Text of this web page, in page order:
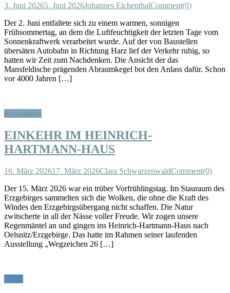
3. Juni 20265. Juni 2026Johannes EichenthalComment(0)
Der 2. Juni entfaltete sich zu einem warmen, sonnigen
Frühsommertag, an dem die Luftfeuchtigkeit der letzten Tage vom
Sonnenkraftwerk verarbeitet wurde. Auf der von Baustellen
übersäten Autobahn in Richtung Harz lief der Verkehr ruhig, so
hatten wir Zeit zum Nachdenken. Die Ansicht der das
Mansfeldische prägenden Abraumkegel bot den Anlass dafür. Schon
vor 4000 Jahren […]
Reportagen
EINKEHR IM HEINRICH-
HARTMANN-HAUS
16. März 202617. März 2026Clara SchwarzenwaldComment(0)
Der 15. März 2026 war ein trüber Vorfrühlingstag. Im Stauraum des
Erzgebirges sammelten sich die Wolken, die ohne die Kraft des
Windes den Erzgebirgsübergang nicht schaffen. Die Natur
zwitscherte in all der Nässe voller Freude. Wir zogen unsere
Regenmäntel an und gingen ins Heinrich-Hartmann-Haus nach
Oelsnitz/Erzgebirge. Das hatte im Rahmen seiner laufenden
Ausstellung „Wegzeichen 26 […]
Essay